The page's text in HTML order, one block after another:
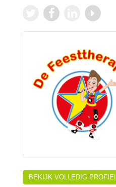
BEKIJK VOLLEDIG PROFIEL